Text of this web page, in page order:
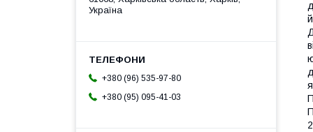
Україна
+380 (96) 535-97-80
+380 (95) 095-41-03